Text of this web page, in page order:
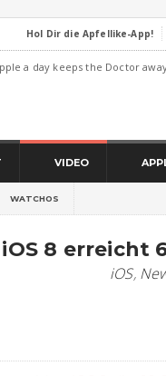
Hol Dir die Apfellike-App!
a day keeps the Doctor
VIDEO
WATCHOS
iOS 8 erreicht
iOS,